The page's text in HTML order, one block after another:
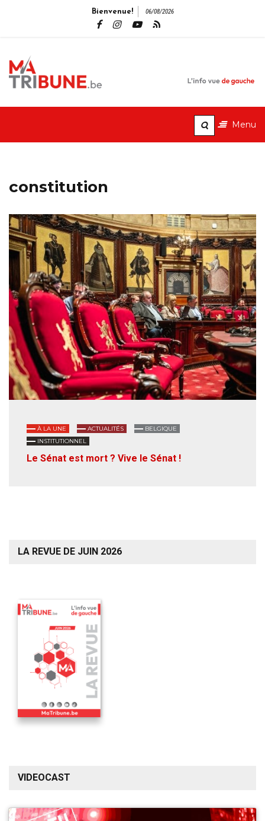
Bienvenue! 06/08/2026
Menu
constitution
À LA UNE ACTUALITÉS
BELGIQUE
INSTITUTIONNEL
Le Sénat est mort ? Vive le Sénat !
LA REVUE DE JUIN 2026
VIDEOCAST